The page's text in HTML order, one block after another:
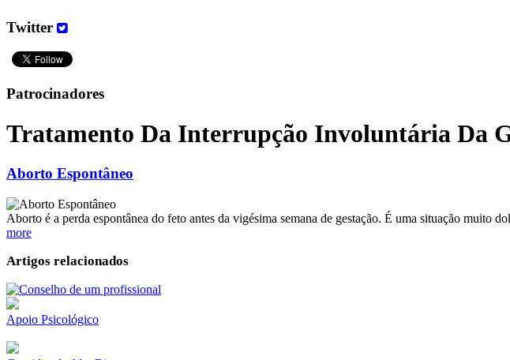
Twitter
Patrocinadores
Tratamento Da Interrupção Involuntária Da
Aborto Espontâneo
Aborto é a perda espontânea do feto antes da vigésima semana de gestação. É uma situação muito
more
Artigos relacionados
Apoio Psicológico